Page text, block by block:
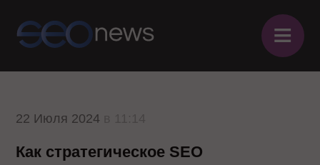
≡
22 Июля 2024
Как стратегическое SEO